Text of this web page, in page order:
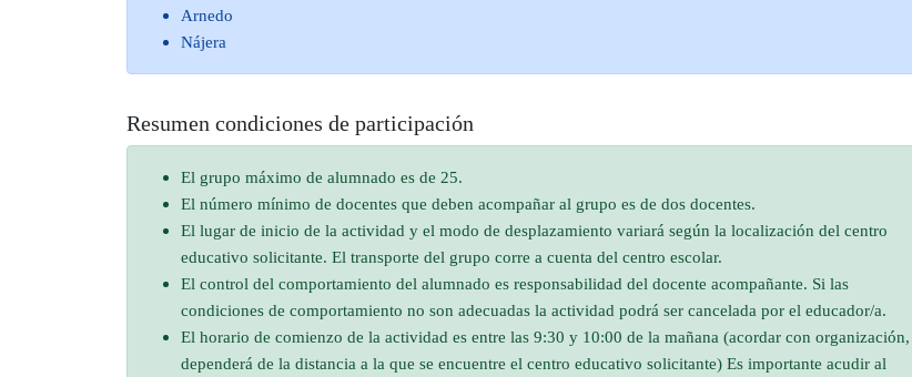
Arnedo
Nájera
Resumen condiciones de participación
El grupo máximo de alumnado es de 25.
El número mínimo de docentes que deben acompañar al grupo es de dos docentes.
El lugar de inicio de la actividad y el modo de desplazamiento variará según la localización del centro
educativo solicitante. El transporte del grupo corre a cuenta del centro escolar.
El control del comportamiento del alumnado es responsabilidad del docente acompañante. Si las
condiciones de comportamiento no son adecuadas la actividad podrá ser cancelada por el educador/a.
El horario de comienzo de la actividad es entre las 9:30 y 10:00 de la mañana (acordar con organización,
dependerá de la distancia a la que se encuentre el centro educativo solicitante) Es importante acudir al